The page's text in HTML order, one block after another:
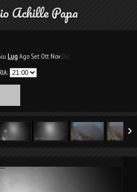
Achille Papa
LugAgoSet Ott Nov Dic